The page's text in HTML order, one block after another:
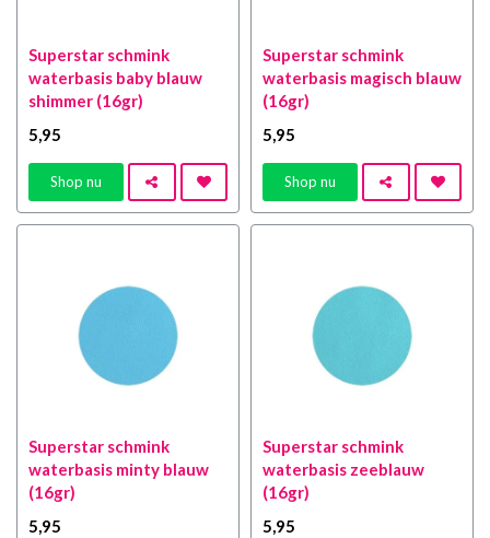
Superstar schmink
waterbasis baby blauw
shimmer (16gr)
5,95
Shop nu
Superstar schmink
waterbasis magisch blauw
(16gr)
5,95
Shop nu
Superstar schmink
waterbasis minty blauw
(16gr)
5,95
Superstar schmink
waterbasis zeeblauw
(16gr)
5,95